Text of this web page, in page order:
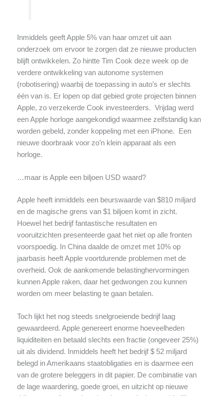
Inmiddels geeft Apple 5% van haar omzet uit aan
onderzoek om ervoor te zorgen dat ze nieuwe producten
blijft ontwikkelen. Zo hintte Tim Cook deze week op de
verdere ontwikkeling van autonome systemen
(robotisering) waarbij de toepassing in auto’s er slechts
één van is. Er lopen op dat gebied grote projecten binnen
Apple, zo verzekerde Cook investeerders. Vrijdag werd
een Apple horloge aangekondigd waarmee zelfstandig kan
worden gebeld, zonder koppeling met een iPhone. Een
nieuwe doorbraak voor zo’n klein apparaat als een
horloge.
…maar is Apple een biljoen USD waard?
Apple heeft inmiddels een beurswaarde van $810 miljard
en de magische grens van $1 biljoen komt in zicht.
Hoewel het bedrijf fantastische resultaten en
vooruitzichten presenteerde gaat het niet op alle fronten
voorspoedig. In China daalde de omzet met 10% op
jaarbasis heeft Apple voortdurende problemen met de
overheid. Ook de aankomende belastinghervormingen
kunnen Apple raken, daar het gedwongen zou kunnen
worden om meer belasting te gaan betalen.
Toch lijkt het nog steeds snelgroeiende bedrijf laag
gewaardeerd. Apple genereert enorme hoeveelheden
liquiditeiten en betaald slechts een fractie (ongeveer 25%)
uit als dividend. Inmiddels heeft het bedrijf $ 52 miljard
belegd in Amerikaans staatobligaties en is daarmee een
van de grotere beleggers in dit papier. De combinatie van
de lage waardering, goede groei, en uitzicht op nieuwe